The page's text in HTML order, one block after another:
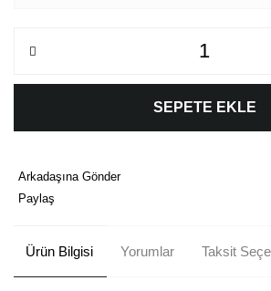
SEPETE EKLE
Arkadaşına Gönder
Paylaş
Ürün Bilgisi Yorumlar Taksit